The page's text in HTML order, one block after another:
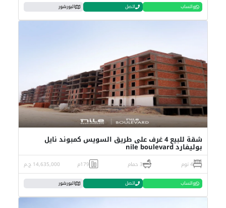
واتساب اتصل البورشور
شقة للبيع 4 غرف على طريق السويس كمبوند نايل
بوليفارد nile boulevard
4 نوم 3 حمام 179م 14,635,000 ج.م
واتساب اتصل البورشور